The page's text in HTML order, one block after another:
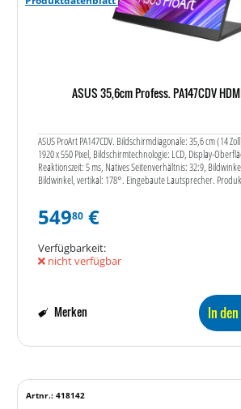
ASUS 35,6cm Profess. PA147CDV
ASUS ProArt PA147CDV. Bildschirmdiagonale: 35,6 cm (14
1920 x 550 Pixel, Bildschirmtechnologie: LCD, Display-
Reaktionszeit: 5 ms, Natives Seitenverhältnis: 32:9,
Bildwinkel, vertikal: 178°. Eingebaute Lautsprecher.
54980 €
Verfügbarkeit:
nicht verfügbar
In
Merken
Artnr.: 418142